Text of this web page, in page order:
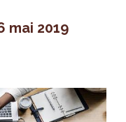
mai 2019